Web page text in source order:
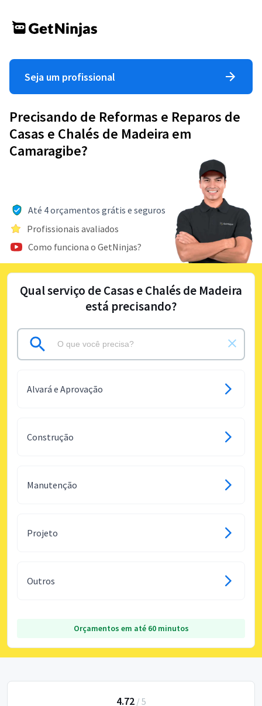
Seja um profissional
Precisando de Reformas e Reparos de
Casas e Chalés de Madeira em
Camaragibe?
Até 4 orçamentos grátis e seguros
Profissionais avaliados
Como funciona o GetNinjas?
Qual serviço de Casas e Chalés de Madeira
está precisando?
Alvará e Aprovação
Construção
Manutenção
Projeto
Outros
Orçamentos em até 60 minutos
4.72/ 5